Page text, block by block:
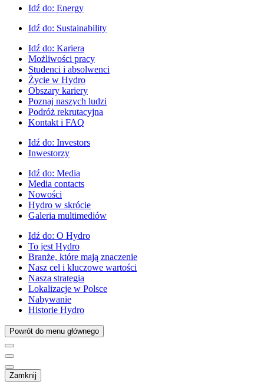
Idź do: Energy
Idź do: Sustainability
Idź do: Kariera
Możliwości pracy
Studenci i absolwenci
Życie w Hydro
Obszary kariery
Poznaj naszych ludzi
Podróż rekrutacyjna
Kontakt i FAQ
Idź do: Investors
Inwestorzy
Idź do: Media
Media contacts
Nowości
Hydro w skrócie
Galeria multimediów
Idź do: O Hydro
To jest Hydro
Branże, które mają znaczenie
Nasz cel i kluczowe wartości
Nasza strategia
Lokalizacje w Polsce
Nabywanie
Historie Hydro
Powrót do menu głównego
Zamknij